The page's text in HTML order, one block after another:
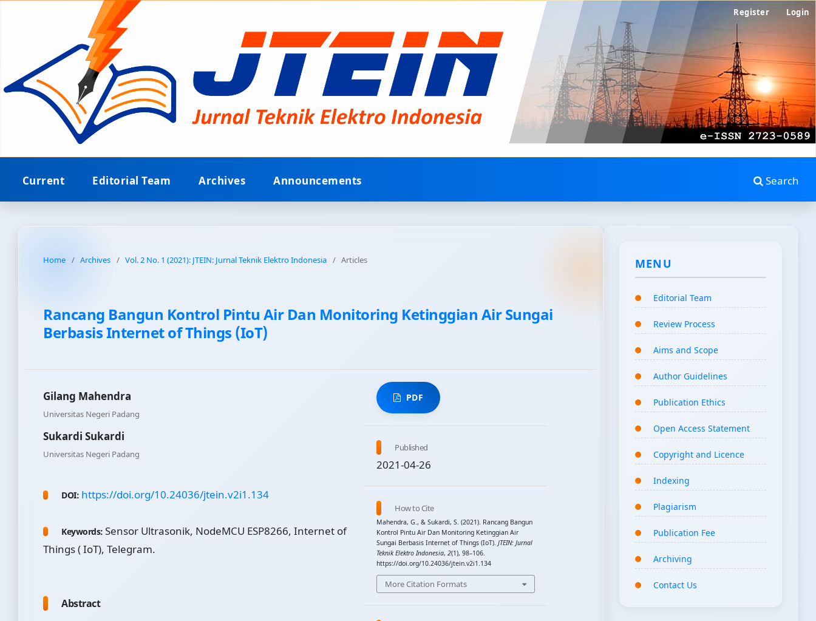
Current Editorial Team Archives Announcements Search
Register Login
Home / Archives / Vol. 2 No. 1 (2021): JTEIN: Jurnal Teknik Elektro Indonesia / Articles
Rancang Bangun Kontrol Pintu Air Dan Monitoring Ketinggian Air Sungai
Berbasis Internet of Things (IoT)
Gilang Mahendra
Universitas Negeri Padang
Sukardi Sukardi
Universitas Negeri Padang
DOI: https://doi.org/10.24036/jtein.v2i1.134
Keywords: Sensor Ultrasonik, NodeMCU ESP8266, Internet of
Things ( IoT), Telegram.
Abstract
PDF
Published
2021-04-26
How to Cite
Mahendra, G., & Sukardi, S. (2021). Rancang Bangun
Kontrol Pintu Air Dan Monitoring Ketinggian Air
Sungai Berbasis Internet of Things (IoT).JTEIN: Jurnal
Teknik Elektro Indonesia,2(1), 98–106.
https://doi.org/10.24036/jtein.v2i1.134
More Citation Formats
MENU
Editorial Team
Review Process
Aims and Scope
Author Guidelines
Publication Ethics
Open Access Statement
Copyright and Licence
Indexing
Plagiarism
Publication Fee
Archiving
Contact Us